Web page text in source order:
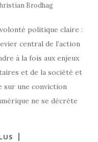
Brodhag
politique claire :
central de l’action
à la fois aux enjeux
et de la société et
sur une conviction
ne se décrète